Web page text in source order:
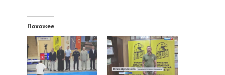
Похожее